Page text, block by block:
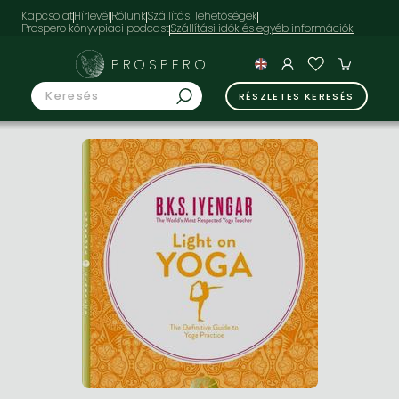
KapcsolatHírlevélRólunkSzállítási lehetőségek
Prospero könyvpiaci podcast
PROSPERO
RÉSZLETES KERESÉS